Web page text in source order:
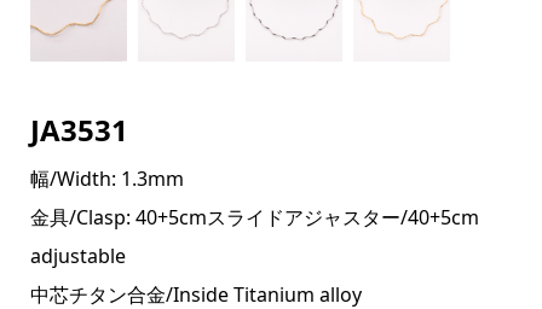
JA3531
幅/Width: 1.3mm
金具/Clasp: 40+5cmスライドアジャスター/40+5cm
adjustable
中芯チタン合金/Inside Titanium alloy